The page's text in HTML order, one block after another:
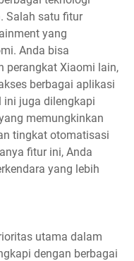
Salah satu fitur
yang
Anda bisa
perangkat Xiaomi lain,
berbagai aplikasi
ini juga dilengkapi
memungkinkan
tingkat otomatisasi
fitur ini, Anda
yang lebih
utama dalam
dengan berbagai